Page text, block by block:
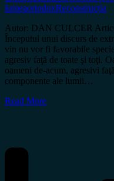
lumeaortodoxReconstrucția
Autor: DAN CULCER
Începutul unui discurs de
vin nu vor fi favorabile
agresiv faţă de toate şi toţi.
oameni de-acum, agresivi
componente ale lumii…
Read More